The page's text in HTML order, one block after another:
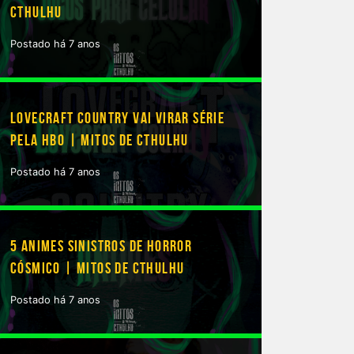
CTHULHU
Postado há 7 anos
LOVECRAFT COUNTRY VAI VIRAR SÉRIE
PELA HBO | MITOS DE CTHULHU
Postado há 7 anos
5 ANIMES SINISTROS DE HORROR
CÓSMICO | MITOS DE CTHULHU
Postado há 7 anos